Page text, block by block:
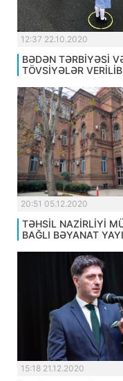
12:37 22.10.2020
BƏDƏN TƏRBİYƏSİ
TÖVSİYƏLƏR
20:51 05.12.2020
TƏHSİL NAZİRLİYİ
BAĞLI BƏYANAT
15:18 21.12.2020